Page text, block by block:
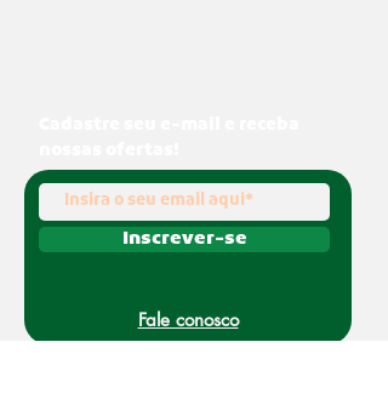
Inscrever-se
Fale conosco